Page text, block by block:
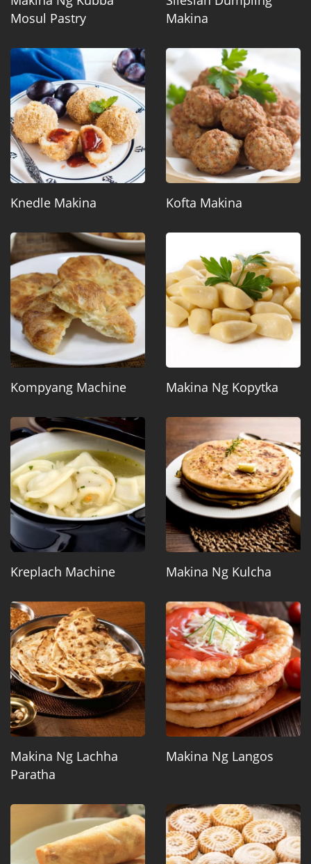
Mosul Pastry
Makina
Knedle Makina Kofta Makina
Kompyang Machine Makina Ng Kopytka
Kreplach Machine Makina Ng Kulcha
Makina Ng Lachha
Paratha
Makina Ng Langos